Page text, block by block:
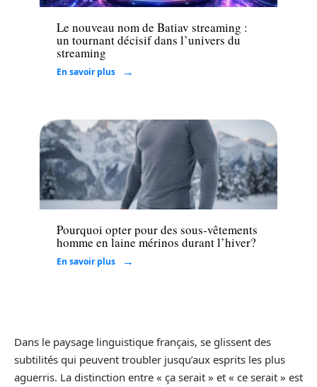
Le nouveau nom de Batiav streaming :
un tournant décisif dans l’univers du
streaming
En savoir plus
Santé
Pourquoi opter pour des sous-vêtements
homme en laine mérinos durant l’hiver?
En savoir plus
Dans le paysage linguistique français, se glissent des
subtilités qui peuvent troubler jusqu’aux esprits les plus
aguerris. La distinction entre « ça serait » et « ce serait » est